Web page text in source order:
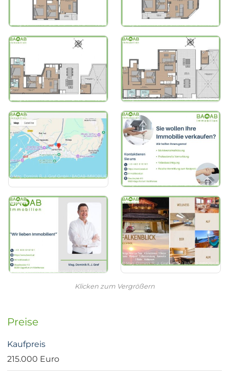
Klicken zum Vergrößern
Preise
Kaufpreis
215.000 Euro